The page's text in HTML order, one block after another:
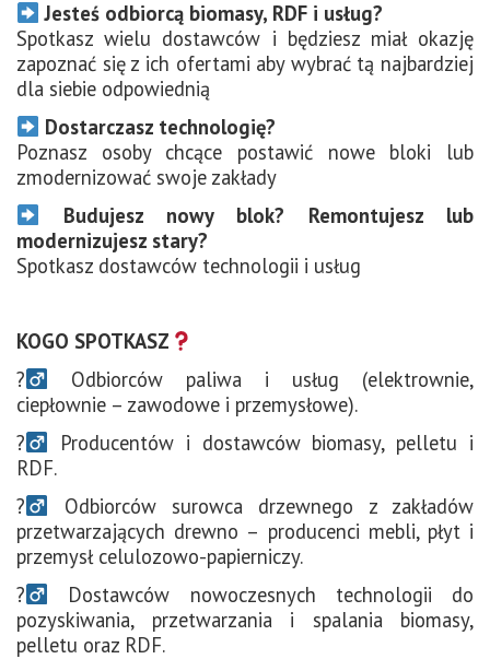
Jesteś odbiorcą biomasy, RDF i usług?
Spotkasz wielu dostawców i będziesz miał okazję
zapoznać się z ich ofertami aby wybrać tą najbardziej
dla siebie odpowiednią
Dostarczasz technologię?
Poznasz osoby chcące postawić nowe bloki lub
zmodernizować swoje zakłady
Budujesz nowy blok? Remontujesz lub
modernizujesz stary?
Spotkasz dostawców technologii i usług
KOGO SPOTKASZ
?‍
Odbiorców paliwa i usług (elektrownie,
ciepłownie – zawodowe i przemysłowe).
?‍
Producentów i dostawców biomasy, pelletu i
RDF.
?‍
Odbiorców surowca drzewnego z zakładów
przetwarzających drewno – producenci mebli, płyt i
przemysł celulozowo-papierniczy.
?‍
Dostawców nowoczesnych technologii do
pozyskiwania, przetwarzania i spalania biomasy,
pelletu oraz RDF.